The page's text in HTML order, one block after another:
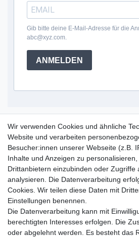
Gib bitte deine E-Mail-Adresse für die
abc@xyz.com.
ANMELDEN
Service Hotline
+49 (0) 52 50 / 99 290 30
Montag - Freitag, 09:00 - 15:30
Informationen
Zahlung und Versand
Garantieerklärung
Info Reklamationen
Batteriegesetz
Wir verwenden Cookies und ähnliche
Website und verarbeiten
Besucher:innen unserer Webseite (z.B.
Inhalte und Anzeigen zu
Drittanbietern einzubinden oder Zugriffe
analysieren. Die Datenverarbeitung
Cookies. Wir teilen diese Daten mit
Einstellungen benennen.
Die Datenverarbeitung kann mit
berechtigten Interesses erfolgen. Die
oder abgelehnt werden. Es besteht das